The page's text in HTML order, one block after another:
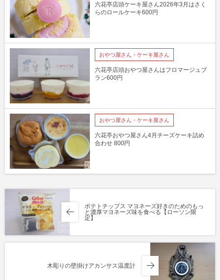
六花亭店頭ケーキ屋さん2026年3月はさく
らのロールケーキ600円
おやつ屋さん・ケーキ屋さん
六花亭店頭おやつ屋さんはフロマージュブ
ラン600円
おやつ屋さん・ケーキ屋さん
六花亭おやつ屋さん4月チーズケーキ詰め
合わせ 800円
ポテトチップス マヨネーズ好きのためのもっ
と濃厚マヨネーズ味を食べる【ローソン限
定】
木彫りの壁掛けアカンサス温度計